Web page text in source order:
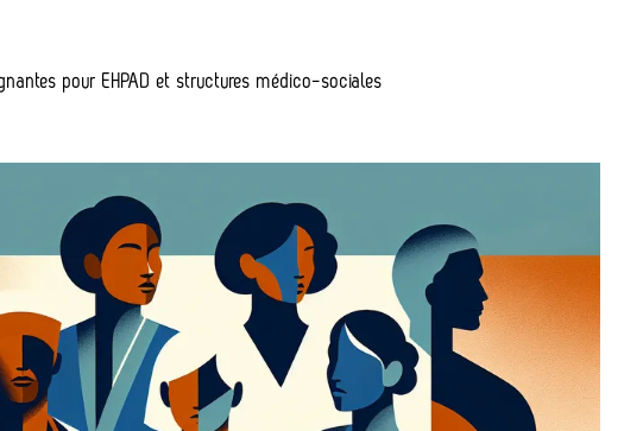
pour EHPAD et structures médico-sociales